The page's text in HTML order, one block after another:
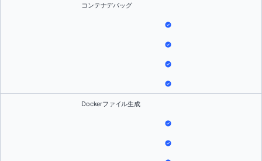
コンテナデバッグ
Dockerファイル生成